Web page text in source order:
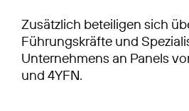
Zusätzlich beteiligen sich
Führungskräfte und
Unternehmens an Panels
und 4YFN.